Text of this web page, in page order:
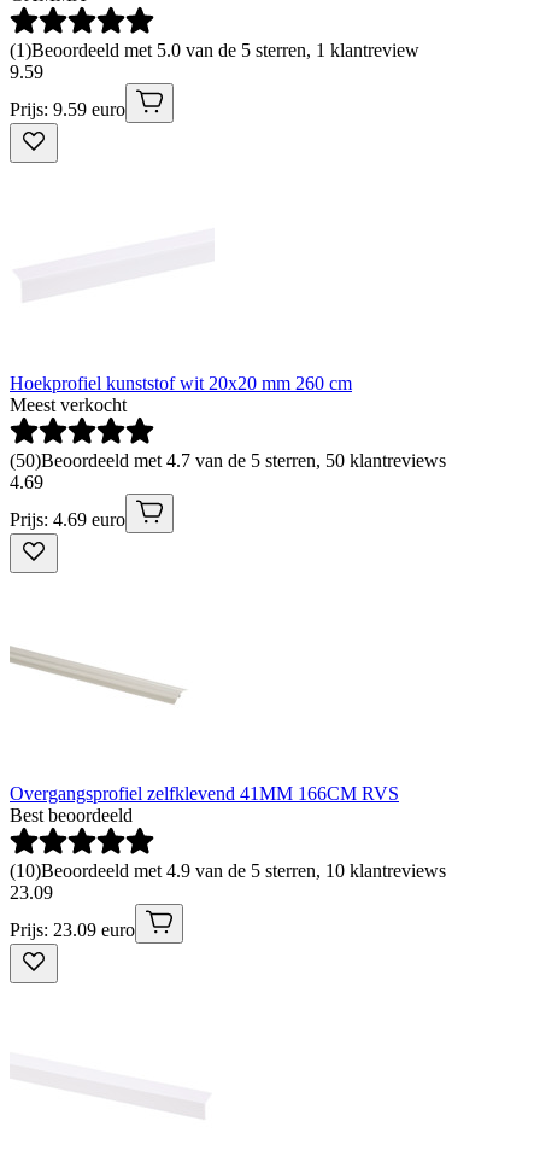
(1)Beoordeeld met 5.0 van de 5 sterren, 1 klantreview
9.59
Prijs: 9.59 euro
Hoekprofiel kunststof wit 20x20 mm 260 cm
Meest verkocht
(50)Beoordeeld met 4.7 van de 5 sterren, 50 klantreviews
4.69
Prijs: 4.69 euro
Overgangsprofiel zelfklevend 41MM 166CM RVS
Best beoordeeld
(10)Beoordeeld met 4.9 van de 5 sterren, 10 klantreviews
23.09
Prijs: 23.09 euro